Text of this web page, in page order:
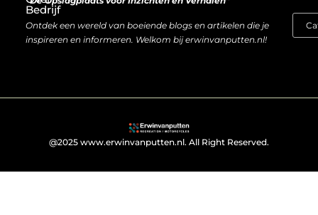
Bedrijf
Ontdek een wereld van boeiende blogs en artikelen die je
inspireren en informeren. Welkom bij erwinvanputten.nl!
@2025 www.erwinvanputten.nl. All Right Reserved.